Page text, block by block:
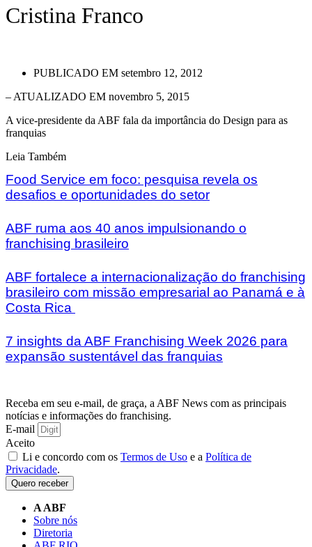
Cristina Franco
PUBLICADO EM setembro 12, 2012
– ATUALIZADO EM novembro 5, 2015
A vice-presidente da ABF fala da importância do Design para as
franquias
Leia Também
Food Service em foco: pesquisa revela os
desafios e oportunidades do setor
ABF ruma aos 40 anos impulsionando o
franchising brasileiro
ABF fortalece a internacionalização do franchising
brasileiro com missão empresarial ao Panamá e à
Costa Rica
7 insights da ABF Franchising Week 2026 para
expansão sustentável das franquias
Receba em seu e-mail, de graça, a ABF News com as principais
notícias e informações do franchising.
E-mail
Aceito
Li e concordo com os Termos de Uso e a Política de
Privacidade.
Quero receber
A ABF
Sobre nós
Diretoria